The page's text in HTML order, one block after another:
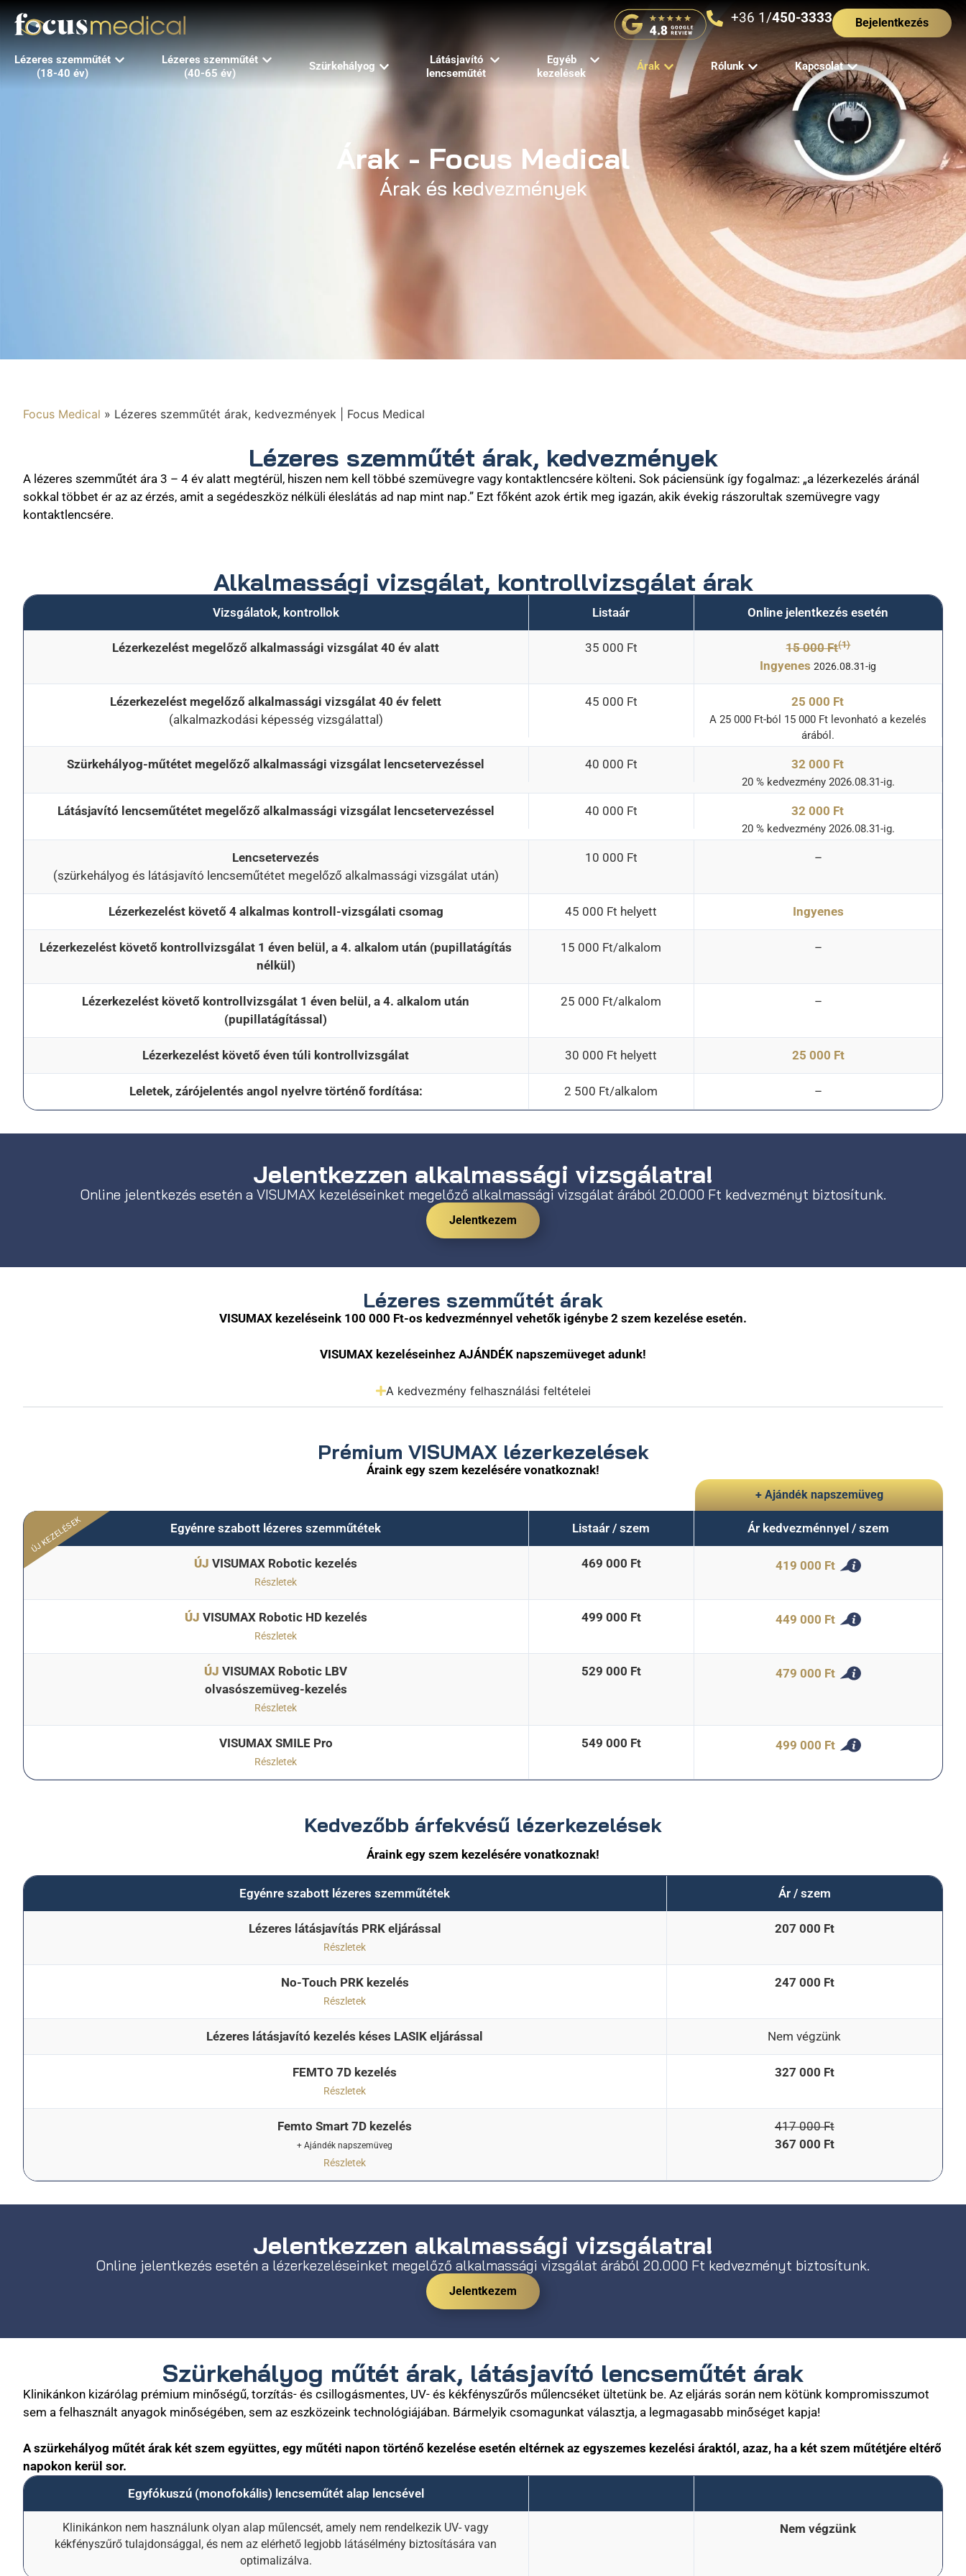
+36 1/450-3333 Bejelentkezés
Lézeres szemműtét
(18-40 év)
Lézeres szemműtét
(40-65 év)
Szürkehályog
Látásjavító
lencseműtét
Egyéb
kezelések
Árak Rólunk Kapcsolat
Árak - Focus Medical
Árak és kedvezmények
Focus Medical » Lézeres szemműtét árak, kedvezmények | Focus Medical
Lézeres szemműtét árak, kedvezmények
A lézeres szemműtét ára 3 – 4 év alatt megtérül, hiszen nem kell többé szemüvegre vagy kontaktlencsére költeni. Sok páciensünk így fogalmaz: „a lézerkezelés áránál
sokkal többet ér az az érzés, amit a segédeszköz nélküli éleslátás ad nap mint nap.” Ezt főként azok értik meg igazán, akik évekig rászorultak szemüvegre vagy
kontaktlencsére.
Alkalmassági vizsgálat, kontrollvizsgálat árak
Vizsgálatok, kontrollok Listaár Online jelentkezés esetén
Lézerkezelést megelőző alkalmassági vizsgálat 40 év alatt 35 000 Ft 15 000 Ft(1)
Ingyenes 2026.08.31-ig
Lézerkezelést megelőző alkalmassági vizsgálat 40 év felett
(alkalmazkodási képesség vizsgálattal)
45 000 Ft 25 000 Ft
A 25 000 Ft-ból 15 000 Ft levonható a kezelés
árából.
Szürkehályog-műtétet megelőző alkalmassági vizsgálat lencsetervezéssel 40 000 Ft 32 000 Ft
20 % kedvezmény 2026.08.31-ig.
Látásjavító lencseműtétet megelőző alkalmassági vizsgálat lencsetervezéssel 40 000 Ft 32 000 Ft
20 % kedvezmény 2026.08.31-ig.
Lencsetervezés
(szürkehályog és látásjavító lencseműtétet megelőző alkalmassági vizsgálat után)
10 000 Ft –
Lézerkezelést követő 4 alkalmas kontroll-vizsgálati csomag 45 000 Ft helyett Ingyenes
Lézerkezelést követő kontrollvizsgálat 1 éven belül, a 4. alkalom után (pupillatágítás
nélkül)
15 000 Ft/alkalom –
Lézerkezelést követő kontrollvizsgálat 1 éven belül, a 4. alkalom után
(pupillatágítással)
25 000 Ft/alkalom –
Lézerkezelést követő éven túli kontrollvizsgálat 30 000 Ft helyett 25 000 Ft
Leletek, zárójelentés angol nyelvre történő fordítása: 2 500 Ft/alkalom –
Jelentkezzen alkalmassági vizsgálatra!
Online jelentkezés esetén a VISUMAX kezeléseinket megelőző alkalmassági vizsgálat árából 20.000 Ft kedvezményt biztosítunk.
Jelentkezem
Lézeres szemműtét árak
VISUMAX kezeléseink 100 000 Ft-os kedvezménnyel vehetők igénybe 2 szem kezelése esetén.
VISUMAX kezeléseinhez AJÁNDÉK napszemüveget adunk!
A kedvezmény felhasználási feltételei
Prémium VISUMAX lézerkezelések
Áraink egy szem kezelésére vonatkoznak!
+ Ajándék napszemüveg
ÚJ KEZELÉSEK Egyénre szabott lézeres szemműtétek Listaár / szem Ár kedvezménnyel / szem
ÚJ VISUMAX Robotic kezelés
Részletek
469 000 Ft 419 000 Ft
ÚJ VISUMAX Robotic HD kezelés
Részletek
499 000 Ft 449 000 Ft
ÚJ VISUMAX Robotic LBV
olvasószemüveg-kezelés
Részletek
529 000 Ft 479 000 Ft
VISUMAX SMILE Pro
Részletek
549 000 Ft 499 000 Ft
Kedvezőbb árfekvésű lézerkezelések
Áraink egy szem kezelésére vonatkoznak!
Egyénre szabott lézeres szemműtétek Ár / szem
Lézeres látásjavítás PRK eljárással
Részletek
207 000 Ft
No-Touch PRK kezelés
Részletek
247 000 Ft
Lézeres látásjavító kezelés késes LASIK eljárással Nem végzünk
FEMTO 7D kezelés
Részletek
327 000 Ft
Femto Smart 7D kezelés
+ Ajándék napszemüveg
Részletek
417 000 Ft
367 000 Ft
Jelentkezzen alkalmassági vizsgálatra!
Online jelentkezés esetén a lézerkezeléseinket megelőző alkalmassági vizsgálat árából 20.000 Ft kedvezményt biztosítunk.
Jelentkezem
Szürkehályog műtét árak, látásjavító lencseműtét árak
Klinikánkon kizárólag prémium minőségű, torzítás- és csillogásmentes, UV- és kékfényszűrős műlencséket ültetünk be. Az eljárás során nem kötünk kompromisszumot
sem a felhasznált anyagok minőségében, sem az eszközeink technológiájában. Bármelyik csomagunkat választja, a legmagasabb minőséget kapja!
A szürkehályog műtét árak két szem együttes, egy műtéti napon történő kezelése esetén eltérnek az egyszemes kezelési áraktól, azaz, ha a két szem műtétjére eltérő
napokon kerül sor.
Egyfókuszú (monofokális) lencseműtét alap lencsével
Klinikánkon nem használunk olyan alap műlencsét, amely nem rendelkezik UV- vagy
kékfényszűrő tulajdonsággal, és nem az elérhető legjobb látásélmény biztosítására van
optimalizálva.
Nem végzünk